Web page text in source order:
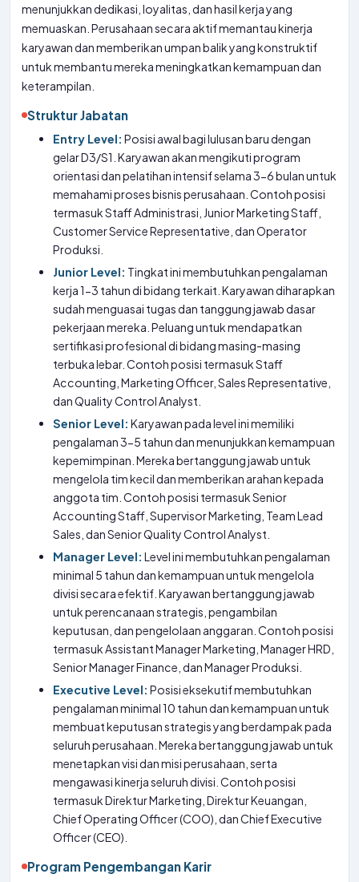
menunjukkan dedikasi, loyalitas, dan hasil kerja yang
memuaskan. Perusahaan secara aktif memantau kinerja
karyawan dan memberikan umpan balik yang konstruktif
untuk membantu mereka meningkatkan kemampuan dan
keterampilan.
Struktur Jabatan
Entry Level: Posisi awal bagi lulusan baru dengan
gelar D3/S1. Karyawan akan mengikuti program
orientasi dan pelatihan intensif selama 3-6 bulan untuk
memahami proses bisnis perusahaan. Contoh posisi
termasuk Staff Administrasi, Junior Marketing Staff,
Customer Service Representative, dan Operator
Produksi.
Junior Level: Tingkat ini membutuhkan pengalaman
kerja 1-3 tahun di bidang terkait. Karyawan diharapkan
sudah menguasai tugas dan tanggung jawab dasar
pekerjaan mereka. Peluang untuk mendapatkan
sertifikasi profesional di bidang masing-masing
terbuka lebar. Contoh posisi termasuk Staff
Accounting, Marketing Officer, Sales Representative,
dan Quality Control Analyst.
Senior Level: Karyawan pada level ini memiliki
pengalaman 3-5 tahun dan menunjukkan kemampuan
kepemimpinan. Mereka bertanggung jawab untuk
mengelola tim kecil dan memberikan arahan kepada
anggota tim. Contoh posisi termasuk Senior
Accounting Staff, Supervisor Marketing, Team Lead
Sales, dan Senior Quality Control Analyst.
Manager Level: Level ini membutuhkan pengalaman
minimal 5 tahun dan kemampuan untuk mengelola
divisi secara efektif. Karyawan bertanggung jawab
untuk perencanaan strategis, pengambilan
keputusan, dan pengelolaan anggaran. Contoh posisi
termasuk Assistant Manager Marketing, Manager HRD,
Senior Manager Finance, dan Manager Produksi.
Executive Level: Posisi eksekutif membutuhkan
pengalaman minimal 10 tahun dan kemampuan untuk
membuat keputusan strategis yang berdampak pada
seluruh perusahaan. Mereka bertanggung jawab untuk
menetapkan visi dan misi perusahaan, serta
mengawasi kinerja seluruh divisi. Contoh posisi
termasuk Direktur Marketing, Direktur Keuangan,
Chief Operating Officer (COO), dan Chief Executive
Officer (CEO).
Program Pengembangan Karir